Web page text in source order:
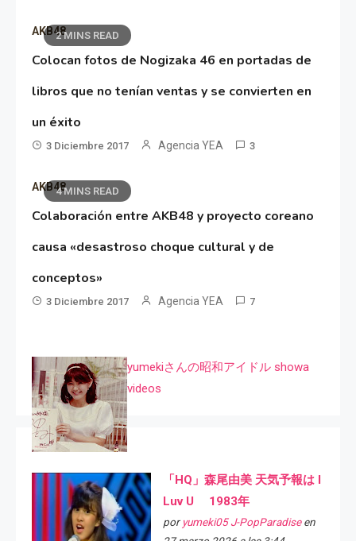
2 MINS READ
AKB48
Colocan fotos de Nogizaka 46 en portadas de
libros que no tenían ventas y se convierten en
un éxito
3 Diciembre 2017 Agencia YEA 3
4 MINS READ
AKB48
Colaboración entre AKB48 y proyecto coreano
causa «desastroso choque cultural y de
conceptos»
3 Diciembre 2017 Agencia YEA 7
yumekiさんの昭和アイドル showa
videos
「HQ」森尾由美 天気予報は I
Luv U 1983年
por yumeki05 J-PopParadiseen